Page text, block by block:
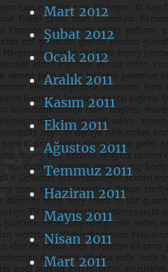
Mart 2012
Şubat 2012
Ocak 2012
Aralık 2011
Kasım 2011
Ekim 2011
Ağustos 2011
Temmuz 2011
Haziran 2011
Mayıs 2011
Nisan 2011
Mart 2011